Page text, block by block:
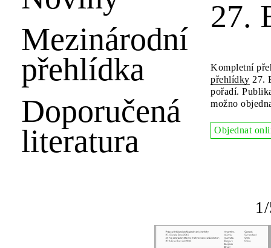
Mezinárodní
přehlídka
Doporučená
literatura
27.
Kompletní
přehlídky 27.
pořadí.
možno
Objednat
1